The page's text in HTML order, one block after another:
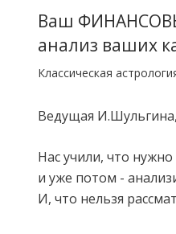
Ваш
анализ ваших
Классическая
Ведущая
Нас учили, что
и уже потом -
И, что нельзя